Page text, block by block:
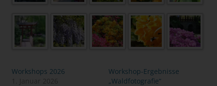
Workshops 2026
Workshop-Ergebnisse
„Waldfotografie“